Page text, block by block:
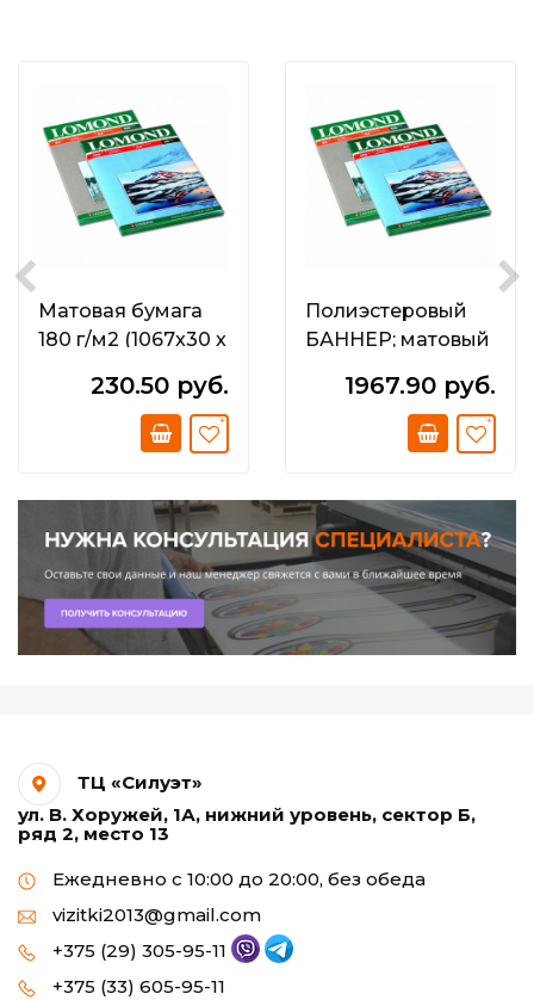
Матовая бумага
180 г/м2 (1067x30 x
230.50 руб.
Полиэстеровый
БАННЕР; матовый
(1067х15х50;8)
1967.90 руб.
ТЦ «Силуэт»
ул. В. Хоружей, 1А, нижний уровень, сектор Б,
ряд 2, место 13
Ежедневно с 10:00 до 20:00, без обеда
vizitki2013@gmail.com
+375 (29) 305-95-11
+375 (33) 605-95-11